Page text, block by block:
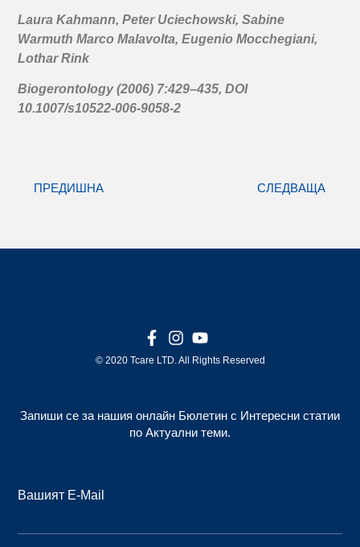
Laura Kahmann, Peter Uciechowski, Sabine
Warmuth Marco Malavolta, Eugenio Mocchegiani,
Lothar Rink
Biogerontology (2006) 7:429–435, DOI
10.1007/s10522-006-9058-2
ПРЕДИШНА СЛЕДВАЩА
© 2020 Tcare LTD. All Rights Reserved
Запиши се за нашия онлайн Бюлетин с Интересни статии
по Актуални теми.
Вашият E-Mail